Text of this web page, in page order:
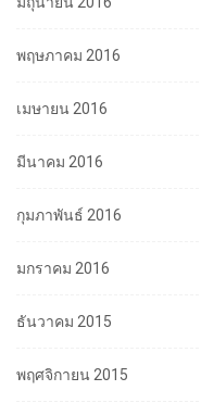
พฤษภาคม 2016
เมษายน 2016
มีนาคม 2016
กุมภาพันธ์ 2016
มกราคม 2016
ธันวาคม 2015
พฤศจิกายน 2015